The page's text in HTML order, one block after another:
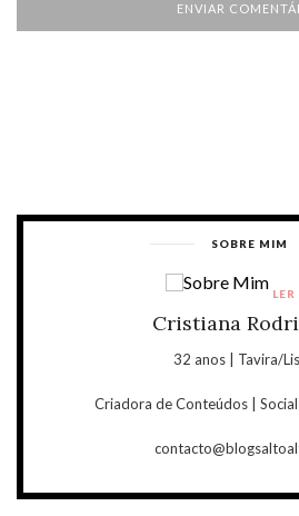
SOBRE MIM
Cristiana
32 anos | Tavira/
Criadora de Conteúdos |